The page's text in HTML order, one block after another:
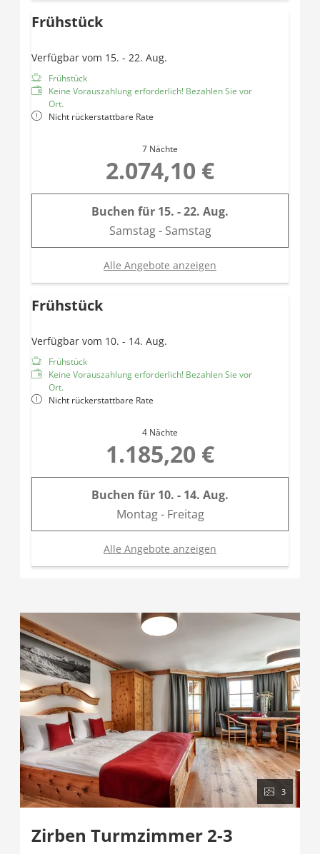
Frühstück
Verfügbar vom 15. - 22. Aug.
Frühstück
Keine Vorauszahlung erforderlich! Bezahlen Sie vor
Ort.
Nicht rückerstattbare Rate
7 Nächte
2.074,10 €
Buchen für 15. - 22. Aug.
Samstag - Samstag
Alle Angebote anzeigen
Frühstück
Verfügbar vom 10. - 14. Aug.
Frühstück
Keine Vorauszahlung erforderlich! Bezahlen Sie vor
Ort.
Nicht rückerstattbare Rate
4 Nächte
1.185,20 €
Buchen für 10. - 14. Aug.
Montag - Freitag
Alle Angebote anzeigen
3
Zirben Turmzimmer 2-3